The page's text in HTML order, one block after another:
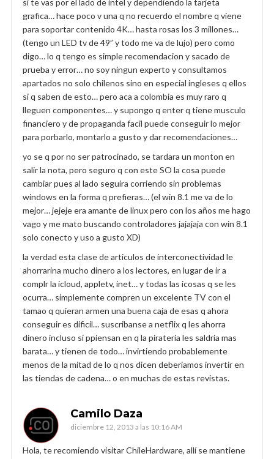
grafica… hace poco v una q no recuerdo el nombre q viene
para soportar contenido 4K… hasta rosas los 3 millones…
(tengo un LED tv de 49” y todo me va de lujo) pero como
digo… lo q tengo es simple recomendacion y sacado de
prueba y error… no soy ningun experto y consultamos
apartados no solo chilenos sino en especial ingleses q ellos
si q saben de esto… pero aca a colombia es muy raro q
lleguen componentes… y supongo q enter q tiene musculo
financiero y de propaganda facil puede conseguir lo mejor
para porbarlo, montarlo a gusto y dar recomendaciones…
yo se q por no ser patrocinado, se tardara un monton en
salir la nota, pero seguro q con este SO la cosa puede
cambiar pues al lado seguira corriendo sin problemas
windows en la forma q prefieras… (el win 8.1 me va de lo
mejor… jejeje era amante de linux pero con los años me hago
vago y me mato buscando controladores jajajaja con win 8.1
solo conecto y uso a gusto XD)
la verdad esta clase de articulos de interconectividad le
ahorrarina mucho dinero a los lectores, en lugar de ir a
complr la icloud, appletv, inet… y todas las icosas q se les
ocurra… simplemente compren un excelente TV con el
tamao q quieran armen una buena caja de esas q ahora
conseguir es dificil… suscribanse a netflix q les ahorra
dinero incluso si ppiensan en q la pirateria les saldria mas
barata… y tienen de todo… invirtiendo probablemente
menos de la mitad de lo q nos dicen deberiamos invertir en
las tiendas de cadena… o en muchas de estas revistas.
Camilo Daza
diciembre 12, 2013 a las 10:16 AM
Hola, te recomiendo visitar ChileHardware, allí se mantiene